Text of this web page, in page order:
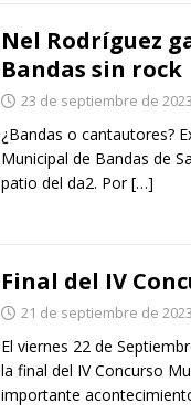
Nel Rodríguez
Bandas sin rock
23 de septiembre de 2023
¿Bandas o cantautores?
Municipal de Bandas de
patio del da2. Por[…]
Final del IV
21 de septiembre de 2023
El viernes 22 de
la final del IV Concurso
importante